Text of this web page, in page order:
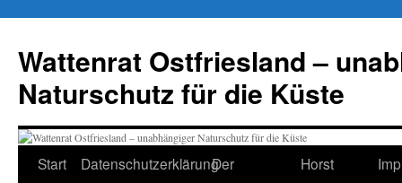
springen
Wattenrat Ostfriesland –
Naturschutz für die Küste
Start DatenschutzerklärungDer
Horst